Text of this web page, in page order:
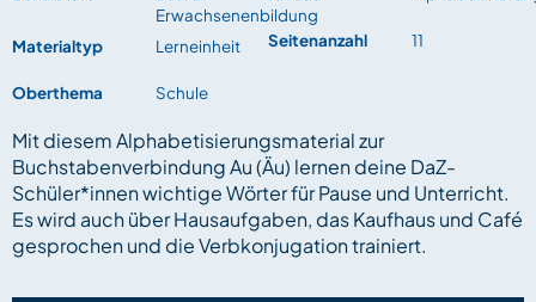
Erwachsenenbildung
Materialtyp
Lerneinheit
Oberthema Schule
Seitenanzahl 11
Mit diesem Alphabetisierungsmaterial zur
Buchstabenverbindung Au (Äu) lernen deine DaZ-
Schüler*innen wichtige Wörter für Pause und Unterricht.
Es wird auch über Hausaufgaben, das Kaufhaus und Café
gesprochen und die Verbkonjugation trainiert.